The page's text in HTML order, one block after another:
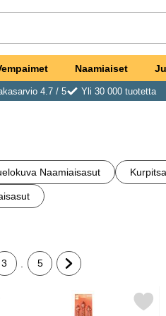
Naamiaiset
4.7 / 5
Yli 30 000 tuotetta
Naamiaisasut
sivu, Sivu
Siirry sivulle
3
Siirry sivulle
5
Siirry seuraavalle
Tuubissa suosikiksiMerkitse hiilihanko